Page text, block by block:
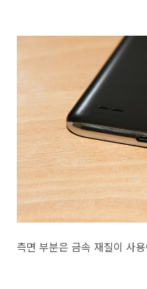
측면 부분은 금속 재질이 사